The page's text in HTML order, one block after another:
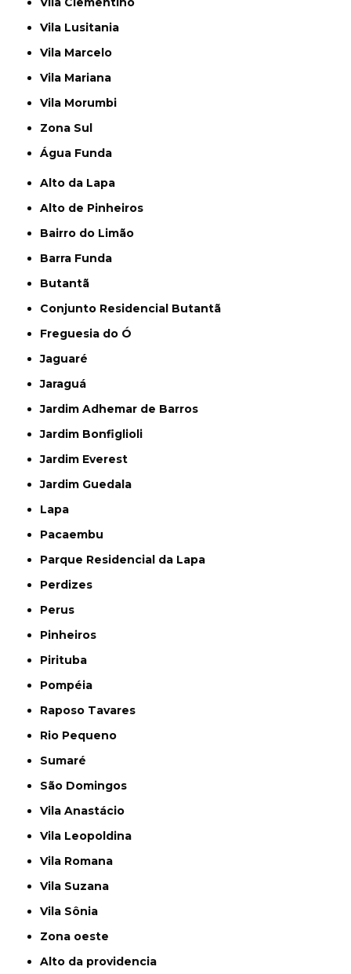
Vila Lusitania
Vila Marcelo
Vila Mariana
Vila Morumbi
Zona Sul
Água Funda
Alto da Lapa
Alto de Pinheiros
Bairro do Limão
Barra Funda
Butantã
Conjunto Residencial Butantã
Freguesia do Ó
Jaguaré
Jaraguá
Jardim Adhemar de Barros
Jardim Bonfiglioli
Jardim Everest
Jardim Guedala
Lapa
Pacaembu
Parque Residencial da Lapa
Perdizes
Perus
Pinheiros
Pirituba
Pompéia
Raposo Tavares
Rio Pequeno
Sumaré
São Domingos
Vila Anastácio
Vila Leopoldina
Vila Romana
Vila Suzana
Vila Sônia
Zona oeste
alto da providencia